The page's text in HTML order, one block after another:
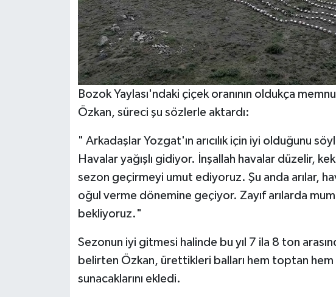
Bozok Yaylası'ndaki çiçek oranının oldukça
Özkan, süreci şu sözlerle aktardı:
" Arkadaşlar Yozgat'ın arıcılık için iyi olduğunu
Havalar yağışlı gidiyor. İnşallah havalar düzelir,
sezon geçirmeyi umut ediyoruz. Şu anda arılar,
oğul verme dönemine geçiyor. Zayıf arılarda
bekliyoruz."
Sezonun iyi gitmesi halinde bu yıl 7 ila 8 ton
belirten Özkan, ürettikleri balları hem toptan
sunacaklarını ekledi.